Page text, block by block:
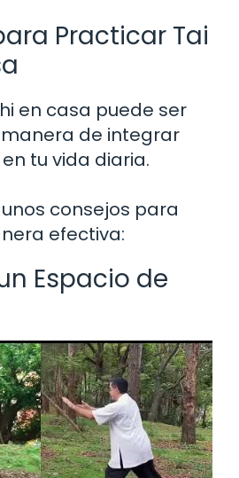
Practicar Tai
en casa puede ser
de integrar
tu vida diaria.
consejos para
efectiva:
Espacio de